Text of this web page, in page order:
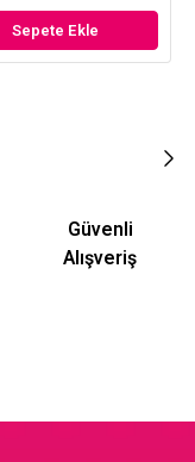
Sepete Ekle
Güvenli
Alışveriş